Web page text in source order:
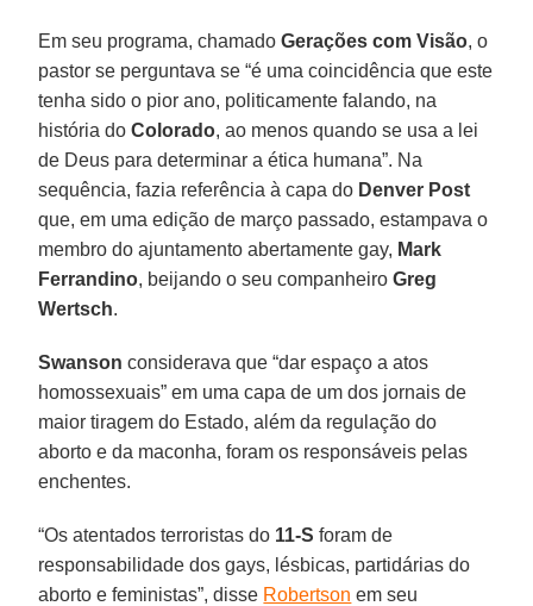
Em seu programa, chamadoGerações com Visão, o
pastor se perguntava se “é uma coincidência que este
tenha sido o pior ano, politicamente falando, na
história doColorado, ao menos quando se usa a lei
de Deus para determinar a ética humana”. Na
sequência, fazia referência à capa do Denver Post
que, em uma edição de março passado, estampava o
membro do ajuntamento abertamente gay, Mark
Ferrandino, beijando o seu companheiroGreg
Wertsch.
Swanson considerava que “dar espaço a atos
homossexuais” em uma capa de um dos jornais de
maior tiragem do Estado, além da regulação do
aborto e da maconha, foram os responsáveis pelas
enchentes.
“Os atentados terroristas do 11-S foram de
responsabilidade dos gays, lésbicas, partidárias do
aborto e feministas”, disse Robertson em seu